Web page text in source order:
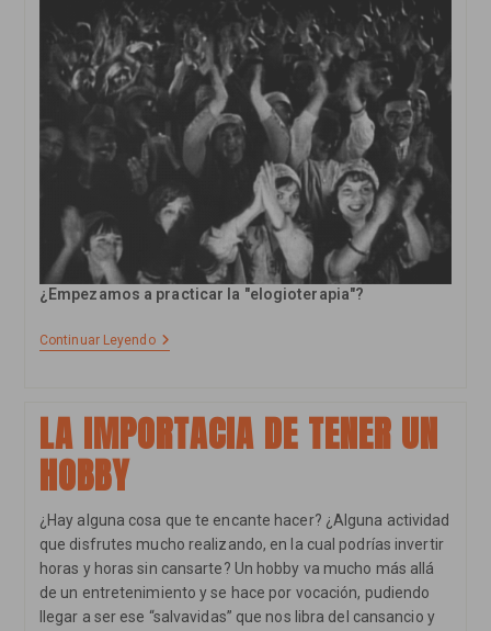
¿Empezamos a practicar la "elogioterapia"?
Continuar LeyendoEl
LA IMPORTACIA DE TENER UN
HOBBY
¿Hay alguna cosa que te encante hacer? ¿Alguna actividad
que disfrutes mucho realizando, en la cual podrías invertir
horas y horas sin cansarte? Un hobby va mucho más allá
de un entretenimiento y se hace por vocación, pudiendo
llegar a ser ese “salvavidas” que nos libra del cansancio y